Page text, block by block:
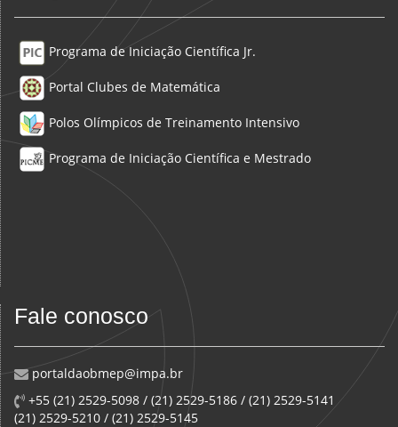
Programa de Iniciação Científica Jr.
Portal Clubes de Matemática
Polos Olímpicos de Treinamento Intensivo
Programa de Iniciação Científica e Mestrado
Fale conosco
portaldaobmep@impa.br
+55 (21) 2529-5098 / (21) 2529-5186 / (21) 2529-5141
(21) 2529-5210 / (21) 2529-5145